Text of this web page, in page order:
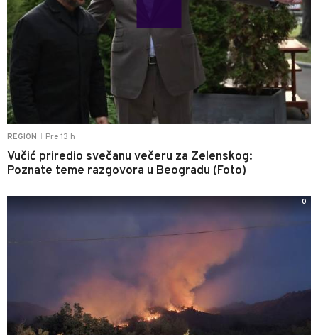
REGION Pre 13 h
Vučić priredio svečanu večeru za Zelenskog:
Poznate teme razgovora u Beogradu (Foto)
0